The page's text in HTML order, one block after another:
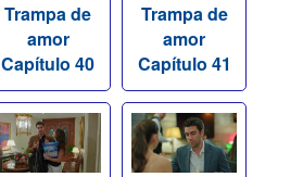
Trampa de
amor
Capítulo 40
Trampa de
amor
Capítulo 41